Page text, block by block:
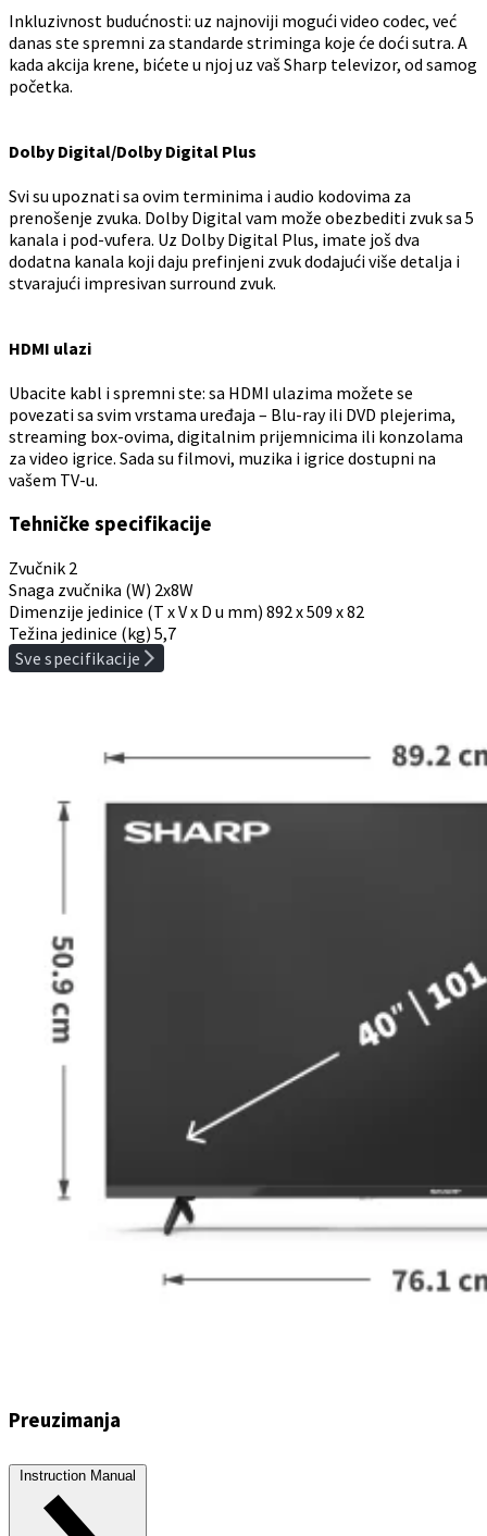
Inkluzivnost budućnosti: uz najnoviji mogući video codec, već
danas ste spremni za standarde striminga koje će doći sutra. A
kada akcija krene, bićete u njoj uz vaš Sharp televizor, od samog
početka.
Dolby Digital/Dolby Digital Plus
Svi su upoznati sa ovim terminima i audio kodovima za
prenošenje zvuka. Dolby Digital vam može obezbediti zvuk sa 5
kanala i pod-vufera. Uz Dolby Digital Plus, imate još dva
dodatna kanala koji daju prefinjeni zvuk dodajući više detalja i
stvarajući impresivan surround zvuk.
HDMI ulazi
Ubacite kabl i spremni ste: sa HDMI ulazima možete se
povezati sa svim vrstama uređaja – Blu-ray ili DVD plejerima,
streaming box-ovima, digitalnim prijemnicima ili konzolama
za video igrice. Sada su filmovi, muzika i igrice dostupni na
vašem TV-u.
Tehničke specifikacije
Zvučnik 2
Snaga zvučnika (W) 2x8W
Dimenzije jedinice (T x V x D u mm) 892 x 509 x 82
Težina jedinice (kg) 5,7
Sve specifikacije
Preuzimanja
Instruction Manual